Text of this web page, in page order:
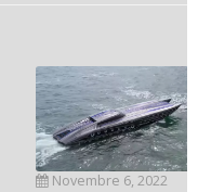
Novembre 6, 2022